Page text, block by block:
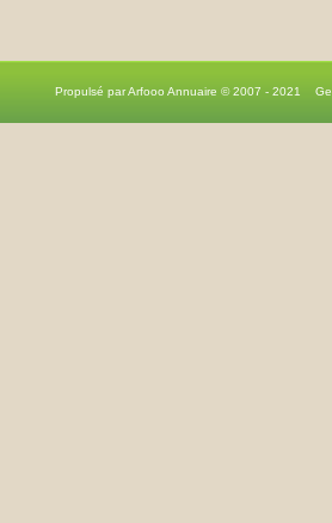
Propulsé par Arfooo Annuaire © 2007 - 2021